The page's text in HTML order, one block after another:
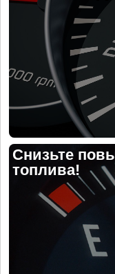
Снизьте
топлива!